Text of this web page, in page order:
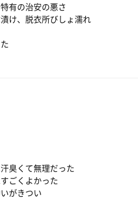
て地下水が心地いい
い。外気浴より内風呂の椅子派
外気浴
れる心地よさ
有の治安の悪さ
け、脱衣所びしょ濡れ
臭くて無理だった
ごくよかった
がきつい